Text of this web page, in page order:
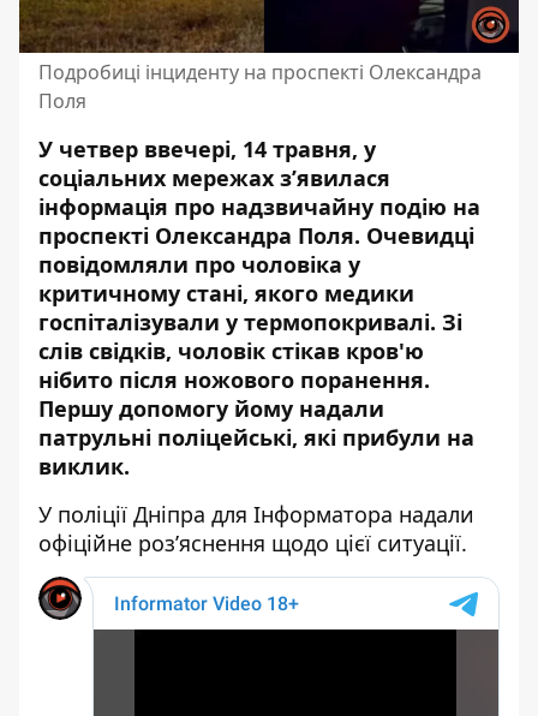
Подробиці інциденту на проспекті Олександра
Поля
У четвер ввечері, 14 травня, у
соціальних мережах з’явилася
інформація про надзвичайну подію на
проспекті Олександра Поля. Очевидці
повідомляли про чоловіка у
критичному стані, якого медики
госпіталізували у термопокривалі. Зі
слів свідків, чоловік стікав кров'ю
нібито після ножового поранення.
Першу допомогу йому надали
патрульні поліцейські, які прибули на
виклик.
У поліції Дніпра для Інформатора надали
офіційне роз’яснення щодо цієї ситуації.